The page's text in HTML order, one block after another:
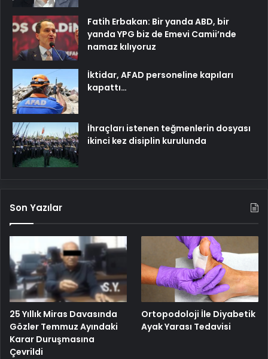
Fatih Erbakan: Bir yanda ABD, bir
yanda YPG biz de Emevi Camii’nde
namaz kılıyoruz
İktidar, AFAD personeline kapıları
kapattı…
İhraçları istenen teğmenlerin dosyası
ikinci kez disiplin kurulunda
Son Yazılar
25 Yıllık Miras Davasında
Gözler Temmuz Ayındaki
Karar Duruşmasına
Çevrildi
Ortopodoloji İle Diyabetik
Ayak Yarası Tedavisi